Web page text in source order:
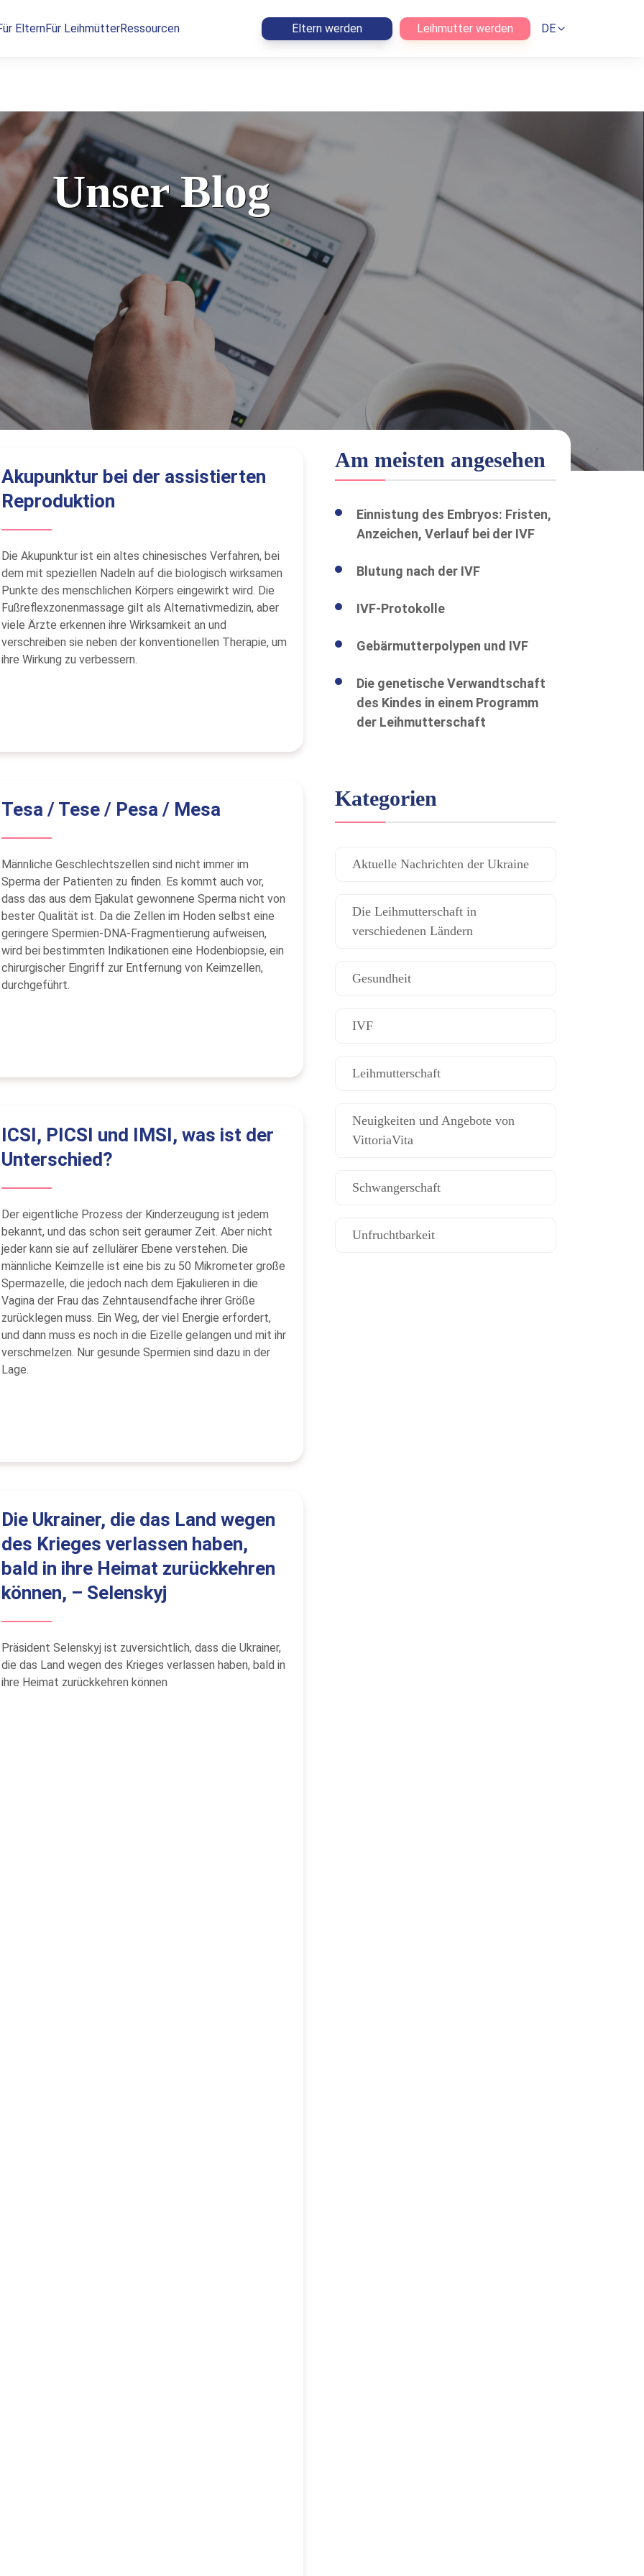
ElternFür LeihmütterRessourcen Eltern werden Leihmutter werden DE
Unser Blog
Akupunktur bei der assistierten
Reproduktion
Die Akupunktur ist ein altes chinesisches Verfahren, bei
dem mit speziellen Nadeln auf die biologisch wirksamen
Punkte des menschlichen Körpers eingewirkt wird. Die
Fußreflexzonenmassage gilt als Alternativmedizin, aber
viele Ärzte erkennen ihre Wirksamkeit an und
verschreiben sie neben der konventionellen Therapie, um
ihre Wirkung zu verbessern.
Tesa / Tese / Pesa / Mesa
Männliche Geschlechtszellen sind nicht immer im
Sperma der Patienten zu finden. Es kommt auch vor,
dass das aus dem Ejakulat gewonnene Sperma nicht von
bester Qualität ist. Da die Zellen im Hoden selbst eine
geringere Spermien-DNA-Fragmentierung aufweisen,
wird bei bestimmten Indikationen eine Hodenbiopsie, ein
chirurgischer Eingriff zur Entfernung von Keimzellen,
durchgeführt.
ICSI, PICSI und IMSI, was ist der
Unterschied?
Der eigentliche Prozess der Kinderzeugung ist jedem
bekannt, und das schon seit geraumer Zeit. Aber nicht
jeder kann sie auf zellulärer Ebene verstehen. Die
männliche Keimzelle ist eine bis zu 50 Mikrometer große
Spermazelle, die jedoch nach dem Ejakulieren in die
Vagina der Frau das Zehntausendfache ihrer Größe
zurücklegen muss. Ein Weg, der viel Energie erfordert,
und dann muss es noch in die Eizelle gelangen und mit ihr
verschmelzen. Nur gesunde Spermien sind dazu in der
Lage.
Die Ukrainer, die das Land wegen
des Krieges verlassen haben,
bald in ihre Heimat zurückkehren
können, – Selenskyj
Präsident Selenskyj ist zuversichtlich, dass die Ukrainer,
die das Land wegen des Krieges verlassen haben, bald in
ihre Heimat zurückkehren können
Am meisten angesehen
Einnistung des Embryos: Fristen,
Anzeichen, Verlauf bei der IVF
Blutung nach der IVF
IVF-Protokolle
Gebärmutterpolypen und IVF
Die genetische Verwandtschaft
des Kindes in einem Programm
der Leihmutterschaft
Kategorien
Aktuelle Nachrichten der Ukraine
Die Leihmutterschaft in
verschiedenen Ländern
Gesundheit
IVF
Leihmutterschaft
Neuigkeiten und Angebote von
VittoriaVita
Schwangerschaft
Unfruchtbarkeit